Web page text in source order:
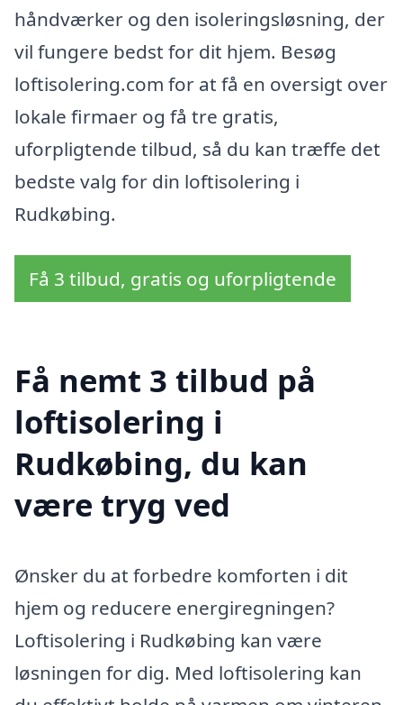
håndværker og den isoleringsløsning, der
vil fungere bedst for dit hjem. Besøg
loftisolering.com for at få en oversigt over
lokale firmaer og få tre gratis,
uforpligtende tilbud, så du kan træffe det
bedste valg for din loftisolering i
Rudkøbing.
Få 3 tilbud, gratis og uforpligtende
Få nemt 3 tilbud på
loftisolering i
Rudkøbing, du kan
være tryg ved
Ønsker du at forbedre komforten i dit
hjem og reducere energiregningen?
Loftisolering i Rudkøbing kan være
løsningen for dig. Med loftisolering kan